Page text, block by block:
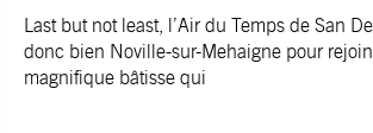
Last but not least, l’Air du Temps de San
donc bien Noville-sur-Mehaigne pour
magnifique bâtisse qui